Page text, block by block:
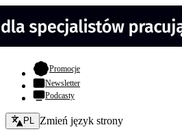
Promocje- otwiera się w nowej karcie
Newsletter
Podcasty
Zmień język - bieżący:
PL Zmień język strony